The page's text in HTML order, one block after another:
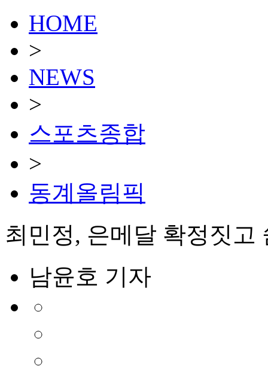
HOME
>
NEWS
>
스포츠종합
>
동계올림픽
최민정, 은메달 확정짓
남윤호 기자